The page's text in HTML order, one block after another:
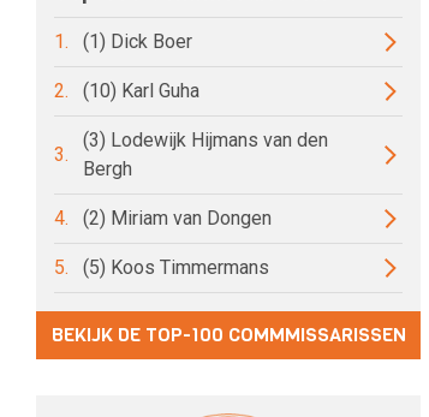
1. (1) Dick Boer
2. (10) Karl Guha
3.
(3) Lodewijk Hijmans van den
Bergh
4. (2) Miriam van Dongen
5. (5) Koos Timmermans
BEKIJK DE TOP-100 COMMMISSARISSEN